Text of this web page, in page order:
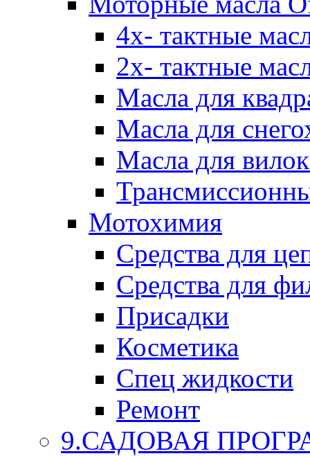
4х- тактные
2х- тактные
Масла для
Масла для
Масла для
Мотохимия
Средства для
Средства для
Присадки
Косметика
Спец жидкости
Ремонт
9.САДОВАЯ